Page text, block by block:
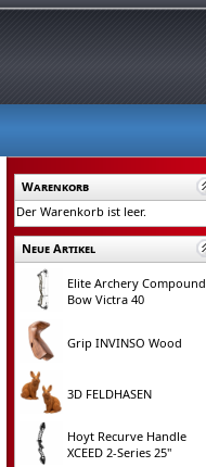
Warenkorb
Der Warenkorb ist leer.
Neue Artikel
Elite Archery Compound
Bow Victra 40
Grip INVINSO Wood
3D FELDHASEN
Hoyt Recurve Handle
XCEED 2-Series 25"